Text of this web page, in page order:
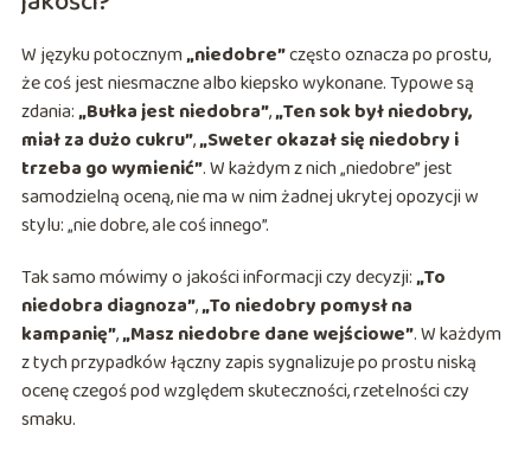
W języku potocznym„niedobre”często oznacza po prostu,
że coś jest niesmaczne albo kiepsko wykonane. Typowe są
zdania:„Bułka jest niedobra”,„Ten sok był niedobry,
miał za dużo cukru”,„Sweter okazał się niedobry i
trzeba go wymienić”. W każdym z nich „niedobre” jest
samodzielną oceną, nie ma w nim żadnej ukrytej opozycji w
stylu: „nie dobre, ale coś innego”.
Tak samo mówimy o jakości informacji czy decyzji:„To
niedobra diagnoza”,„To niedobry pomysł na
kampanię”,„Masz niedobre dane wejściowe”. W każdym
z tych przypadków łączny zapis sygnalizuje po prostu niską
ocenę czegoś pod względem skuteczności, rzetelności czy
smaku.